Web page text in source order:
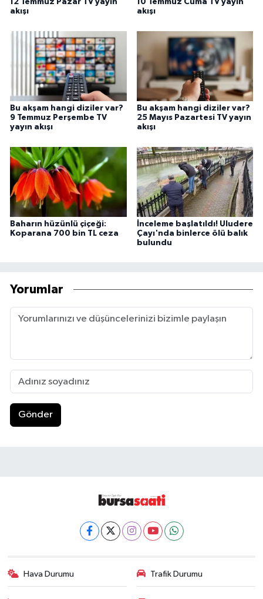
12 Temmuz Pazar TV yayın
akışı
10 Temmuz Cuma TV yayın
akışı
Bu akşam hangi diziler var?
9 Temmuz Perşembe TV
yayın akışı
Bu akşam hangi diziler var?
25 Mayıs Pazartesi TV yayın
akışı
Baharın hüzünlü çiçeği:
Koparana 700 bin TL ceza
İnceleme başlatıldı! Uludere
Çayı'nda binlerce ölü balık
bulundu
Yorumlar
Gönder
Hava Durumu Trafik Durumu